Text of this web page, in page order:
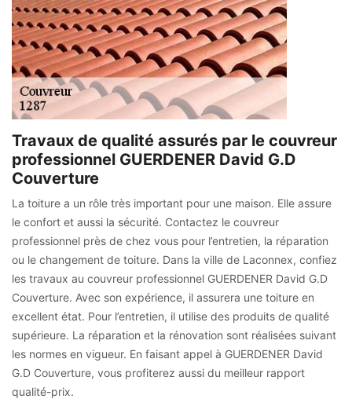
Travaux de qualité assurés par le couvreur
professionnel GUERDENER David G.D
Couverture
La toiture a un rôle très important pour une maison. Elle assure
le confort et aussi la sécurité. Contactez le couvreur
professionnel près de chez vous pour l’entretien, la réparation
ou le changement de toiture. Dans la ville de Laconnex, confiez
les travaux au couvreur professionnel GUERDENER David G.D
Couverture. Avec son expérience, il assurera une toiture en
excellent état. Pour l’entretien, il utilise des produits de qualité
supérieure. La réparation et la rénovation sont réalisées suivant
les normes en vigueur. En faisant appel à GUERDENER David
G.D Couverture, vous profiterez aussi du meilleur rapport
qualité-prix.